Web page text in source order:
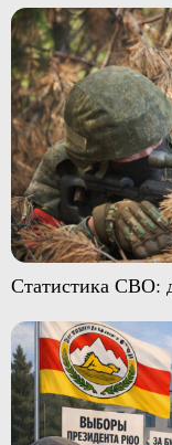
Статистика СВО: